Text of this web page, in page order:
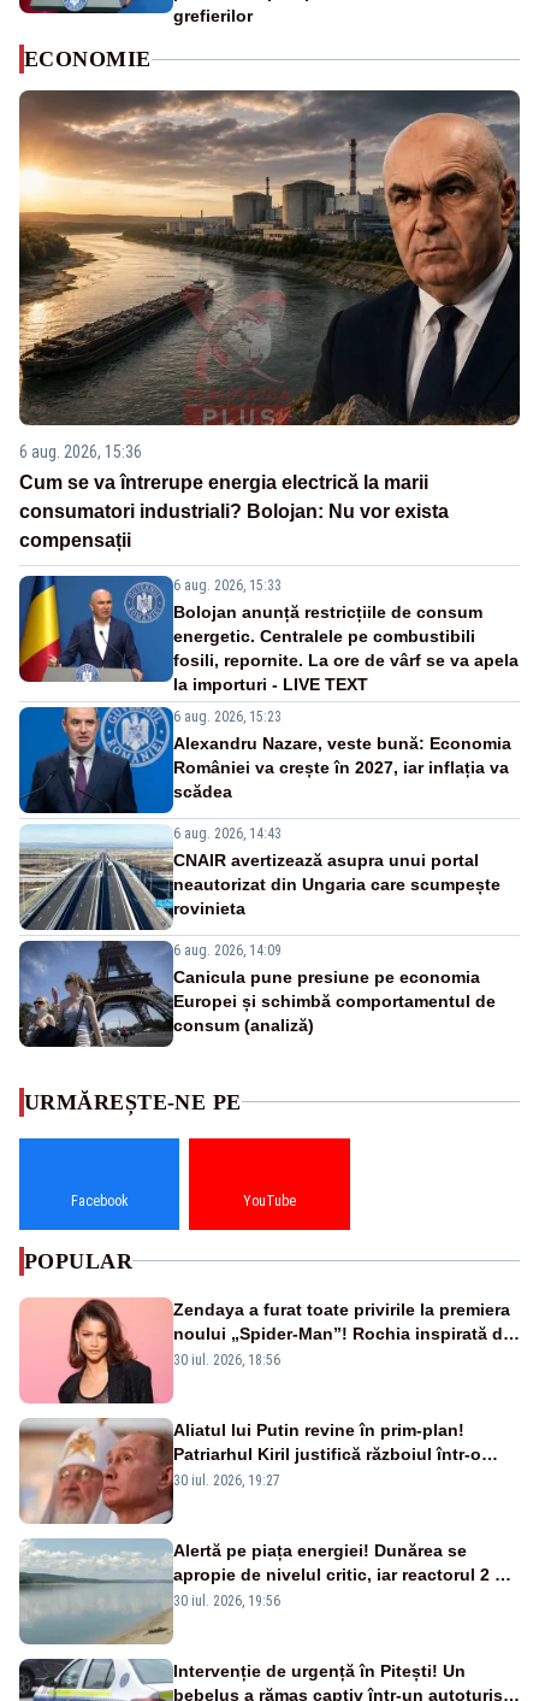
grefierilor
ECONOMIE
6 aug. 2026, 15:36
Cum se va întrerupe energia electrică la marii
consumatori industriali? Bolojan: Nu vor exista
compensații
6 aug. 2026, 15:33
Bolojan anunță restricțiile de consum
energetic. Centralele pe combustibili
fosili, repornite. La ore de vârf se va apela
la importuri - LIVE TEXT
6 aug. 2026, 15:23
Alexandru Nazare, veste bună: Economia
României va crește în 2027, iar inflația va
scădea
6 aug. 2026, 14:43
CNAIR avertizează asupra unui portal
neautorizat din Ungaria care scumpește
rovinieta
6 aug. 2026, 14:09
Canicula pune presiune pe economia
Europei și schimbă comportamentul de
consum (analiză)
URMĂREȘTE-NE PE
Facebook YouTube
POPULAR
Zendaya a furat toate privirile la premiera
noului „Spider-Man”! Rochia inspirată de
pânza de păianjen a făcut senzație
30 iul. 2026, 18:56
Aliatul lui Putin revine în prim-plan!
Patriarhul Kiril justifică războiul într-o
nouă carte
30 iul. 2026, 19:27
Alertă pe piața energiei! Dunărea se
apropie de nivelul critic, iar reactorul 2 de
la Cernavodă ar putea fi oprit
30 iul. 2026, 19:56
Intervenție de urgență în Pitești! Un
bebeluș a rămas captiv într-un autoturism